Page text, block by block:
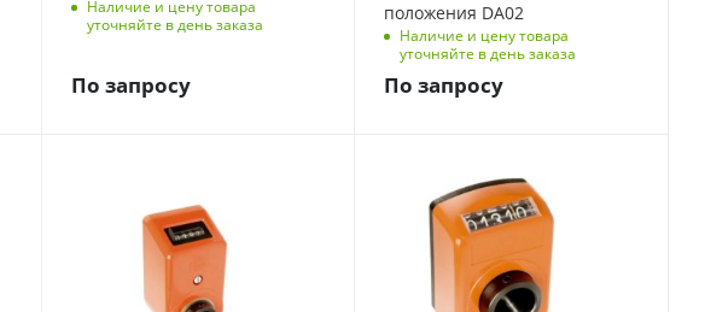
Наличие и цену товара
уточняйте в день заказа
По запросу
положения DA02
Наличие и цену товара
уточняйте в день заказа
По запросу